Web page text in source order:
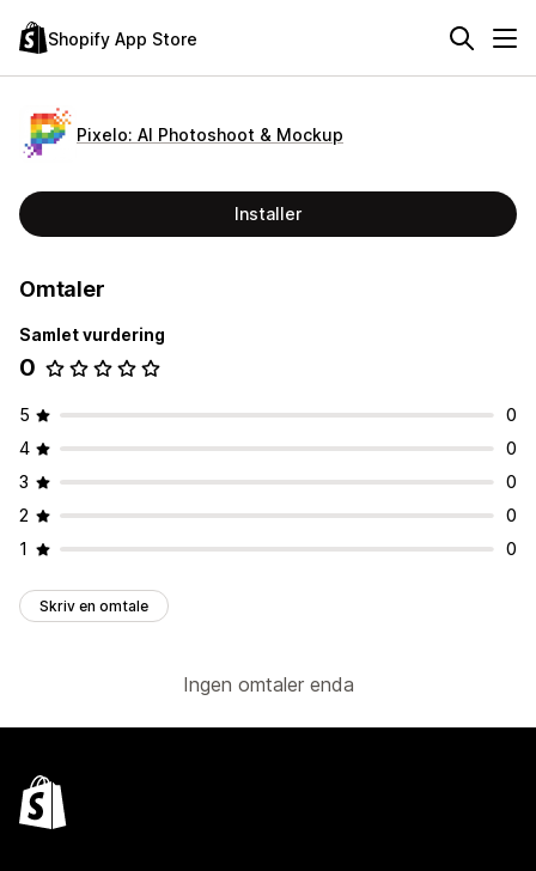
Shopify App Store
Pixelo: AI Photoshoot & Mockup
Installer
Omtaler
Samlet vurdering
0
5
0
4
0
3
0
2
0
1
0
Skriv en omtale
Ingen omtaler enda